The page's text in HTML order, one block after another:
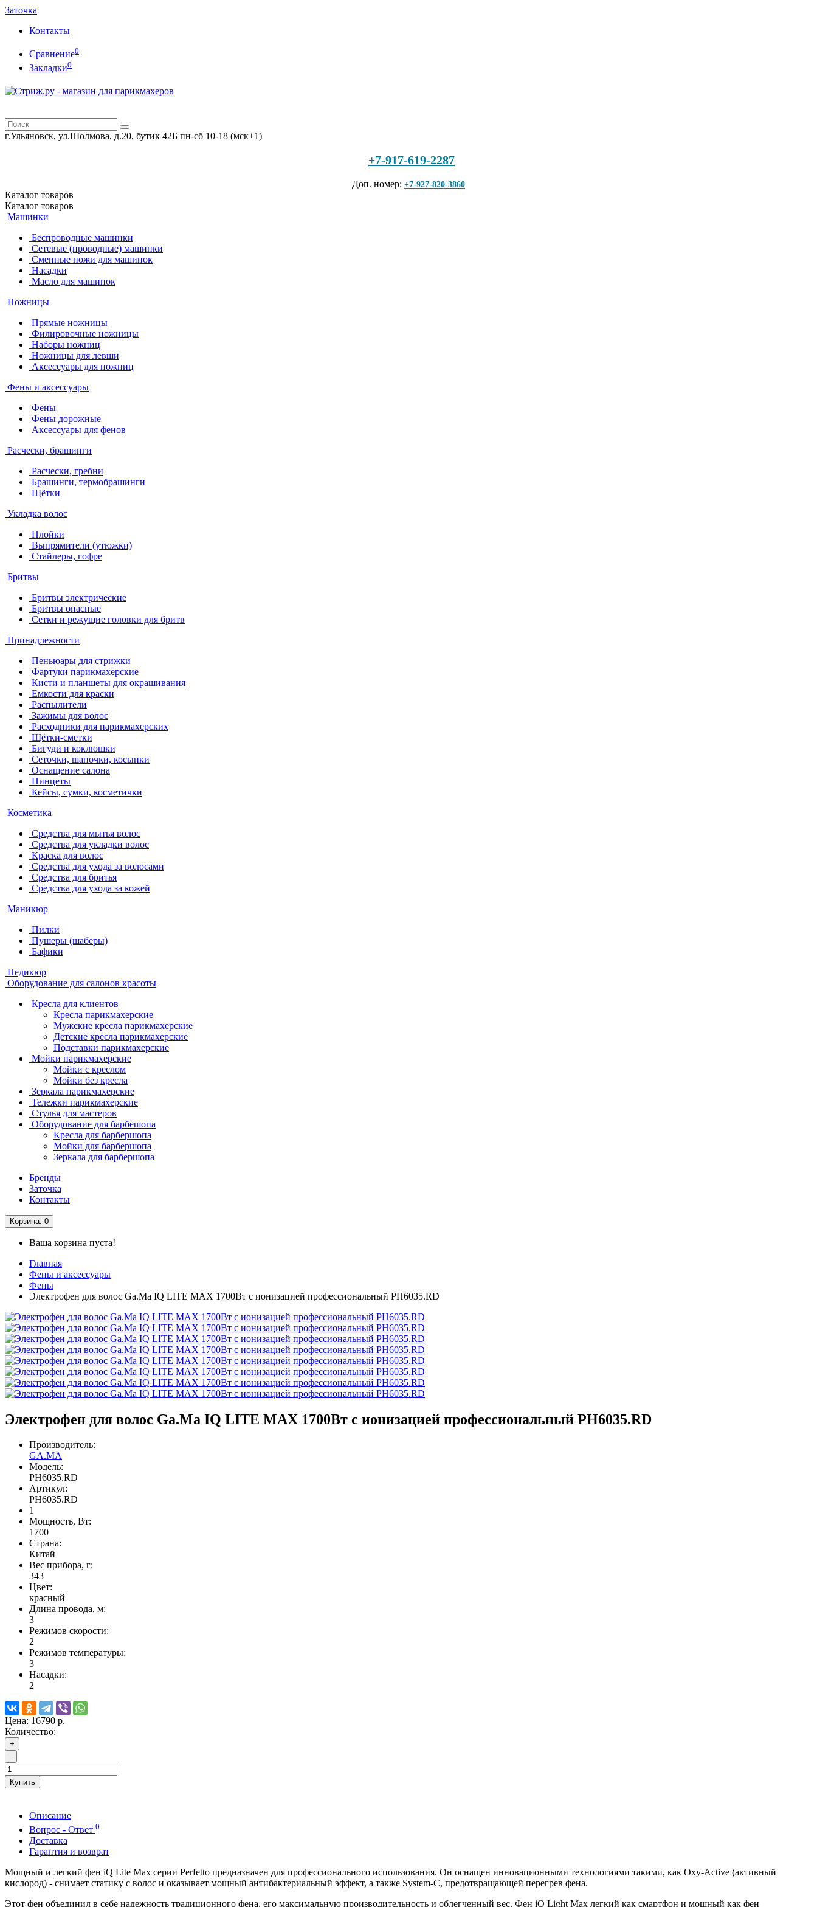
Заточка
Контакты
Сравнение0
Закладки0
г.Ульяновск, ул.Шолмова, д.20, бутик 42Б пн-сб 10-18 (мск+1)
+7-917-619-2287
Доп. номер: +7-927-820-3860
Каталог товаров
Каталог товаров
Машинки
Беспроводные машинки
Сетевые (проводные) машинки
Сменные ножи для машинок
Насадки
Масло для машинок
Ножницы
Прямые ножницы
Филировочные ножницы
Наборы ножниц
Ножницы для левши
Аксессуары для ножниц
Фены и аксессуары
Фены
Фены дорожные
Аксессуары для фенов
Расчески, брашинги
Расчески, гребни
Брашинги, термобрашинги
Щётки
Укладка волос
Плойки
Выпрямители (утюжки)
Стайлеры, гофре
Бритвы
Бритвы электрические
Бритвы опасные
Сетки и режущие головки для бритв
Принадлежности
Пеньюары для стрижки
Фартуки парикмахерские
Кисти и планшеты для окрашивания
Емкости для краски
Распылители
Зажимы для волос
Расходники для парикмахерских
Щётки-сметки
Бигуди и коклюшки
Сеточки, шапочки, косынки
Оснащение салона
Пинцеты
Кейсы, сумки, косметички
Косметика
Средства для мытья волос
Средства для укладки волос
Краска для волос
Средства для ухода за волосами
Средства для бритья
Средства для ухода за кожей
Маникюр
Пилки
Пушеры (шаберы)
Бафики
Педикюр
Оборудование для салонов красоты
Кресла для клиентов
Кресла парикмахерские
Мужские кресла парикмахерские
Детские кресла парикмахерские
Подставки парикмахерские
Мойки парикмахерские
Мойки с креслом
Мойки без кресла
Зеркала парикмахерские
Тележки парикмахерские
Стулья для мастеров
Оборудование для барбешопа
Кресла для барбершопа
Мойки для барбершопа
Зеркала для барбершопа
Бренды
Заточка
Контакты
Корзина: 0
Ваша корзина пуста!
Главная
Фены и аксессуары
Фены
Электрофен для волос Ga.Ma IQ LITE MAX 1700Вт с ионизацией профессиональный PH6035.RD
Электрофен для волос Ga.Ma IQ LITE MAX 1700Вт с ионизацией профессиональный PH6035.RD
Производитель:
GA.MA
Модель:
PH6035.RD
Артикул:
PH6035.RD
1
Мощность, Вт:
1700
Страна:
Китай
Вес прибора, г:
343
Цвет:
красный
Длина провода, м:
3
Режимов скорости:
2
Режимов температуры:
3
Насадки:
2
Цена: 16790 р.
Количество:
+
-
Купить
Описание
Вопрос - Ответ 0
Доставка
Гарантия и возврат
Мощный и легкий фен iQ Lite Max серии Perfetto предназначен для профессионального использования. Он оснащен инновационными технологиями такими, как Oxy-Active (активный
кислород) - снимает статику с волос и оказывает мощный антибактериальный эффект, а также System-C, предотвращающей перегрев фена.
Этот фен объединил в себе надежность традиционного фена, его максимальную производительность и облегченный вес. Фен iQ Light Max легкий как смартфон и мощный как фен